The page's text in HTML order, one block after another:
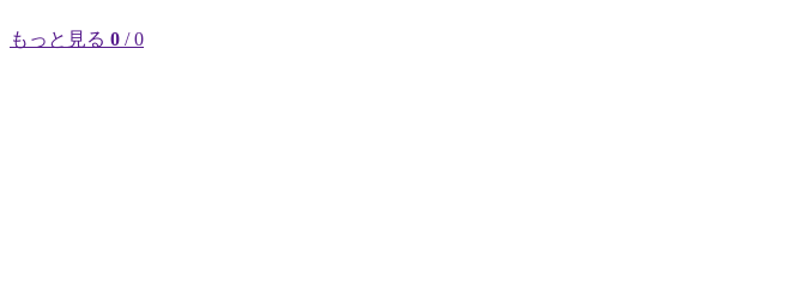
もっと見る 0 / 0